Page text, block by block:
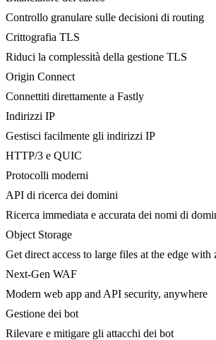
Controllo granulare sulle decisioni di routing
Crittografia TLS
Riduci la complessità della gestione TLS
Origin Connect
Connettiti direttamente a Fastly
Indirizzi IP
Gestisci facilmente gli indirizzi IP
HTTP/3 e QUIC
Protocolli moderni
API di ricerca dei domini
Ricerca immediata e accurata dei nomi di
Object Storage
Get direct access to large files at the edge with
Next-Gen WAF
Modern web app and API security, anywhere
Gestione dei bot
Rilevare e mitigare gli attacchi dei bot